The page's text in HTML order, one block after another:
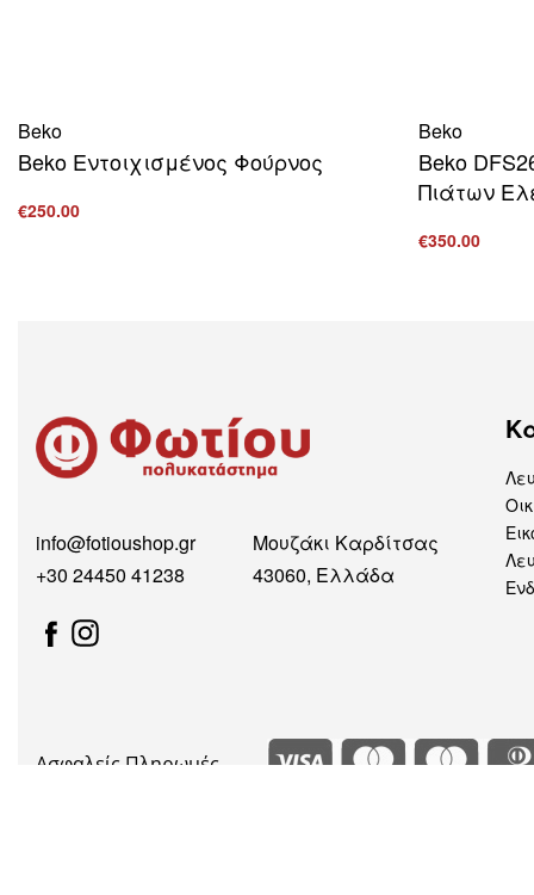
Beko
Beko Εντοιχισμένος Φούρνος
€250.00
Beko
Beko
Πιάτων
€350.00
info@fotioushop.gr
+30 24450 41238
Μουζάκι Καρδίτσας
43060, Ελλάδα
Ασφαλείς Πληρωμές